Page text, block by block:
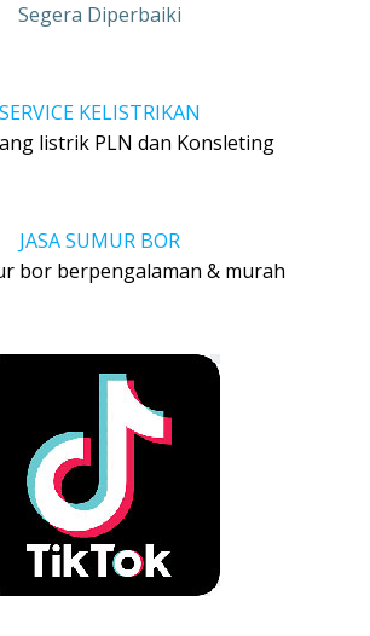
Segera Diperbaiki
SERVICE KELISTRIKAN
listrik PLN dan Konsleting
JASA SUMUR BOR
bor berpengalaman & murah